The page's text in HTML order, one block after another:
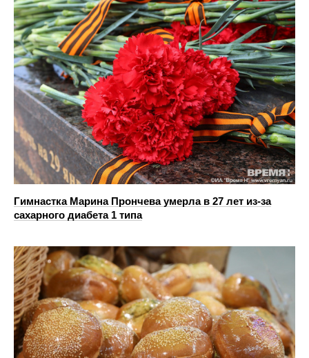
Гимнастка Марина Прончева умерла в 27 лет из-за
сахарного диабета 1 типа